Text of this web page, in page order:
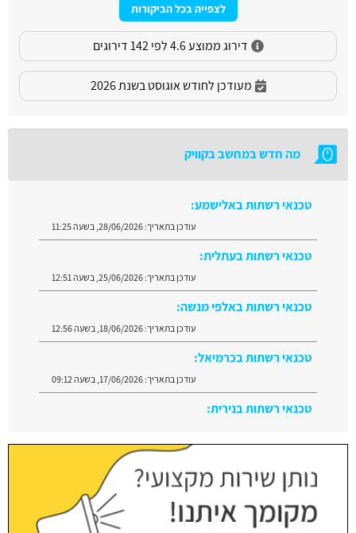
לצפייה בכל הביקורות
דירוג ממוצע 4.6 לפי 142 דירוגים
מעודכן לחודש אוגוסט בשנת 2026
מה חדש במחשב בקוויק
טכנאי רשתות באלישמע:
טכנאי רשתות בעתלית:
טכנאי רשתות באלפי מנשה:
טכנאי רשתות בכרמיאל: